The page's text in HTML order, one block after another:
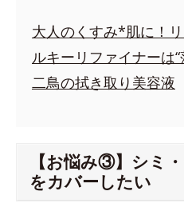
大人のくすみ*肌に！リ
ルキーリファイナーは
二鳥の拭き取り美容液
【お悩み③】シミ
をカバーしたい